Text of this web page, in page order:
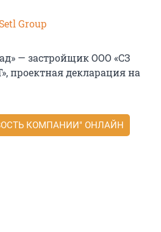
Group
— застройщик ООО «СЗ
проектная декларация на
КОМПАНИИ" ОНЛАЙН